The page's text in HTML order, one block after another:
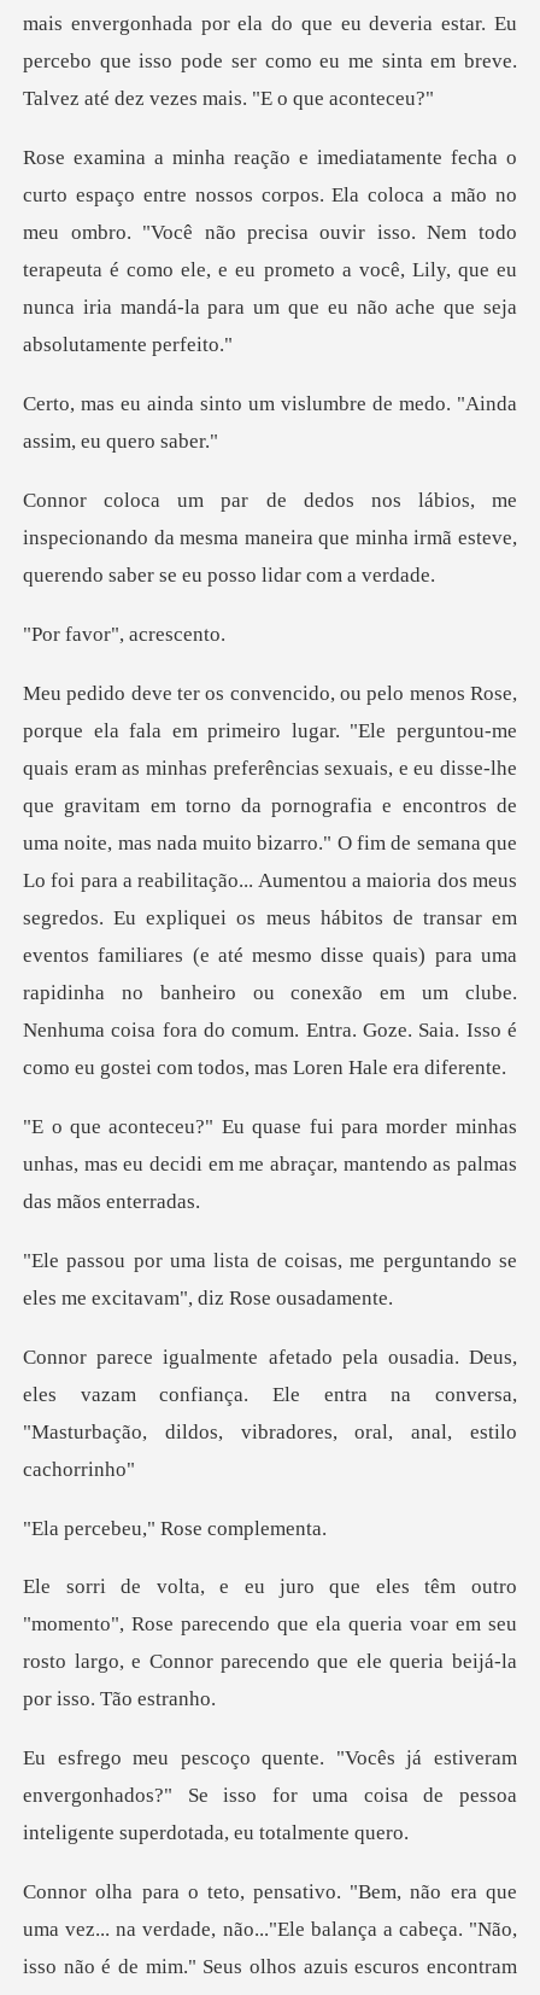
da por ela do que eu deveria estar. Eu
percebo que isso pode ser como
a mão no
meu ombro. "Você não precisa ouvir isso. Nem todo
terapeuta é como ele, e eu prometo a
um vislumbre de medo. "Ain
ecionando da mesma maneira que minha irmã esteve,
or", acr
afia e encontros de
uma noite, mas nada muito bizarro." O fim de semana que
Lo foi para a reabilitação... Aumentou a maioria dos meus
segredos. Eu expliquei os meus hábitos de transar em
eventos fam
er minhas
unhas, mas eu decidi em me abraça
sas, me perguntando se
eles me e
les vazam confiança. Ele entra na conversa,
"Masturbaç
eu," Rose c
Rose parecendo que ela queria voar em seu
rosto largo, e Con
am
envergonhados?" Se isso for uma coisa de pess
ade, não..."Ele balança a cabeça. "Não,
isso não é de mim." Seus olhos a